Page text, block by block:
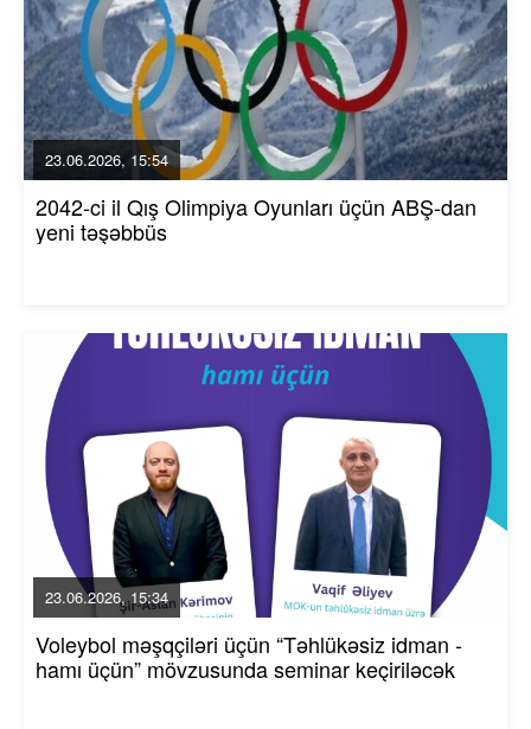
23.06.2026, 15:54
2042-ci il Qış Olimpiya Oyunları üçün ABŞ-dan
yeni təşəbbüs
23.06.2026, 15:34
Voleybol məşqçiləri üçün “Təhlükəsiz idman -
hamı üçün” mövzusunda seminar keçiriləcək